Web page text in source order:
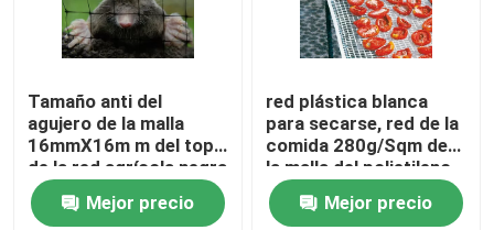
Tamaño anti del
agujero de la malla
16mmX16m m del topo
de la red agrícola negra
del polipropileno
Mejor precio
red plástica blanca
para secarse, red de la
comida 280g/Sqm de
la malla del polietileno
Mejor precio